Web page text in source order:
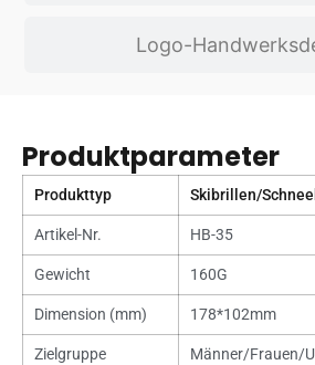
Logo-
Produktparameter
Produkttyp Skibrillen/
Artikel-Nr. HB-35
Gewicht 160G
Dimension (mm) 178*102mm
Zielgruppe Männer/Frauen/